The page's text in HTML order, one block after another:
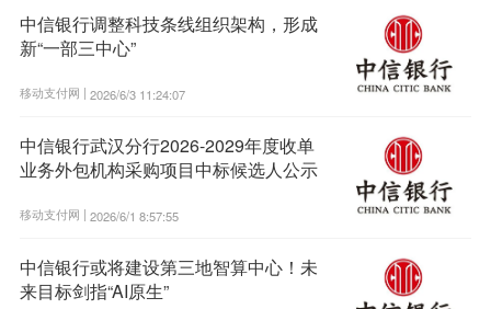
中信银行调整科技条线组织架构，形成
新“一部三中心”
移动支付网 | 2026/6/3 11:24:07
中信银行武汉分行2026-2029年度收单
业务外包机构采购项目中标候选人公示
移动支付网 | 2026/6/1 8:57:55
中信银行或将建设第三地智算中心！未
来目标剑指“AI原生”